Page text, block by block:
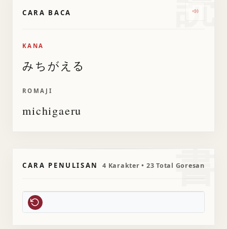
CARA BACA
KANA
みちがえる
ROMAJI
michigaeru
書
CARA PENULISAN 4 Karakter • 23 Total Goresan